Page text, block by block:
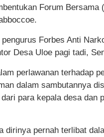
Forum Bersama
Forbes Anti
Desa Uloe pagi tadi,
perlawanan terhadap
dalam sambutannya
para kepala desa dan
dirinya pernah terlibat